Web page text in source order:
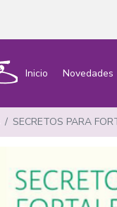
Inicio Novedades
SECRETOS PARA